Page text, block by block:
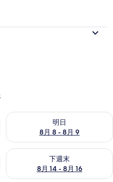
明日
8月 8 - 8月 9
查看明日 8月 8 - 8月 9的可訂
房
下週末
8月 14 - 8月 16
查看下週末 8月 14 - 8月 16的